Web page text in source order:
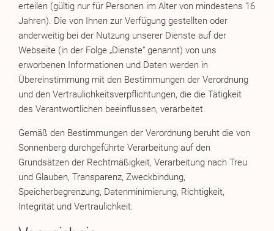
erteilen (gültig nur für Personen im Alter von mindestens 16
Jahren). Die von Ihnen zur Verfügung gestellten oder
anderweitig bei der Nutzung unserer Dienste auf der
Webseite (in der Folge „Dienste“ genannt) von uns
erworbenen Informationen und Daten werden in
Übereinstimmung mit den Bestimmungen der Verordnung
und den Vertraulichkeitsverpflichtungen, die die Tätigkeit
des Verantwortlichen beeinflussen, verarbeitet.
Gemäß den Bestimmungen der Verordnung beruht die von
Sonnenberg durchgeführte Verarbeitung auf den
Grundsätzen der Rechtmäßigkeit, Verarbeitung nach Treu
und Glauben, Transparenz, Zweckbindung,
Speicherbegrenzung, Datenminimierung, Richtigkeit,
Integrität und Vertraulichkeit.